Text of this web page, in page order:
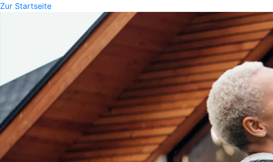
Zur Startseite